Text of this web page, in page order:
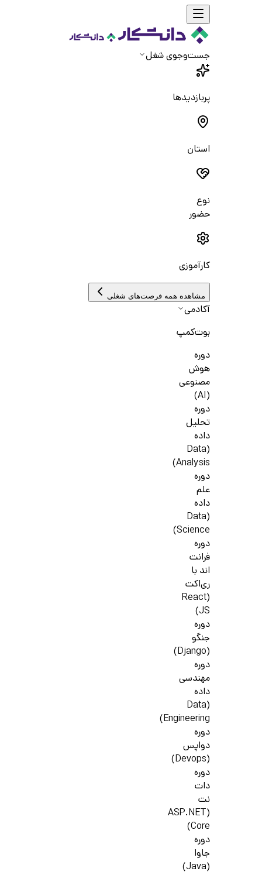
جست‌و‌جوی شغل
پربازدیدها
استان
نوع
حضور
کارآموزی
مشاهده همه فرصت‌های شغلی
آکادمی
بوت‌کمپ
دوره
هوش
مصنوعی
(AI)
دوره
تحلیل
داده
(Data
Analysis)
دوره
علم
داده
(Data
Science)
دوره
فرانت
اند با
ری‌اکت
(React
JS)
دوره
جنگو
(Django)
دوره
مهندسی
داده
(Data
Engineering)
دوره
دواپس
(Devops)
دوره
دات
نت
(ASP.NET
Core)
دوره
جاوا
(Java)